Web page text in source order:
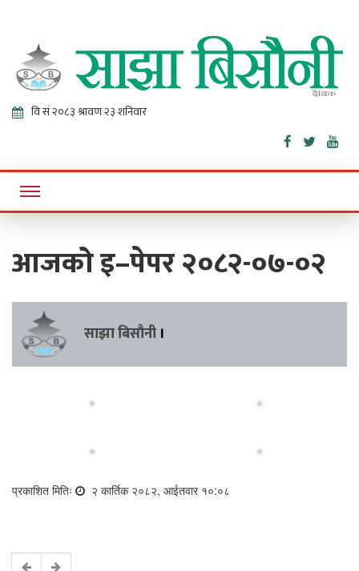
Sajha
Bisaunee
Online News Portal
आजको इ–पेपर २०८२-०७-०२
साझा बिसौनी ।
प्रकाशित मितिः २ कार्तिक २०८२, आईतवार १०:०८